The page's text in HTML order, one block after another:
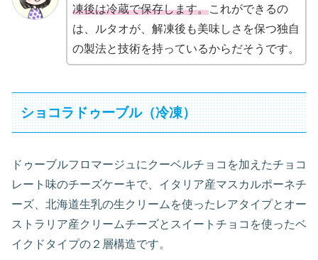
凍後は冷蔵で保存します。これができるの
は、ルタオが、解凍後も美味しさを保つ独自
の製法と技術を持っているからだそうです。
ショコラドゥーブル（冷凍）
ドゥーブルフロマージュにクーベルチョコを加えたチョコ
レート味のチーズケーキで、イタリア産マスカルポーネチ
ーズ、北海道生乳の生クリームを使ったレアタイプとオー
ストラリア産クリームチーズとスイートチョコを使ったベ
イクドタイプの２層構造です。